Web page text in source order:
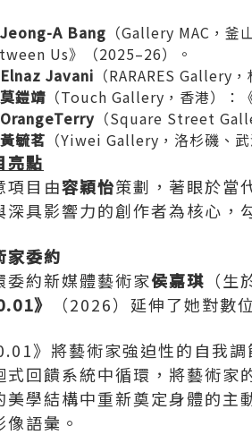
Jeong-A Bang （Gallery MAC，
Us》（2025–26）。
Elnaz Javani （RARARES Gallery
莫鎧靖 （Touch Gallery，香港）：
OrangeTerry （Square Street
黃毓茗 （Yiwei Gallery，洛杉磯、
亮點
項目由容穎怡策劃，著眼於當
深具影響力的創作者為核心，
家委約
委約新媒體藝術家侯嘉琪 （
》
（2026）延伸了她對數
》將藝術家強迫性的自我
式回饋系統中循環，將藝術家
美學結構中重新奠定身體的主
語彙。